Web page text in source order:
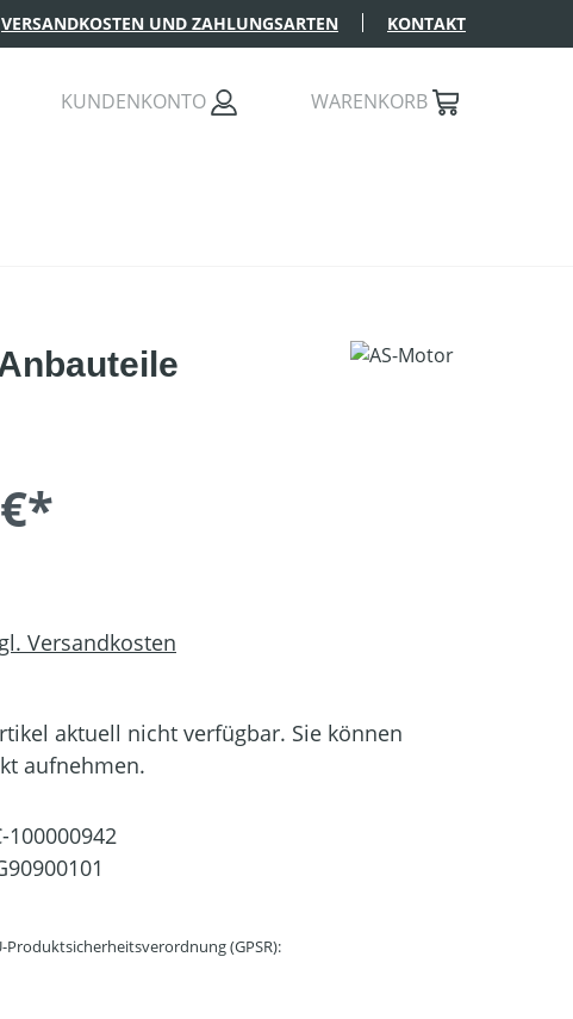
VERSANDKOSTEN UND ZAHLUNGSARTEN KONTAKT
KUNDENKONTO WARENKORB
Versandkosten
aktuell nicht verfügbar. Sie können
aufnehmen.
100000942
Produktsicherheitsverordnung (GPSR):